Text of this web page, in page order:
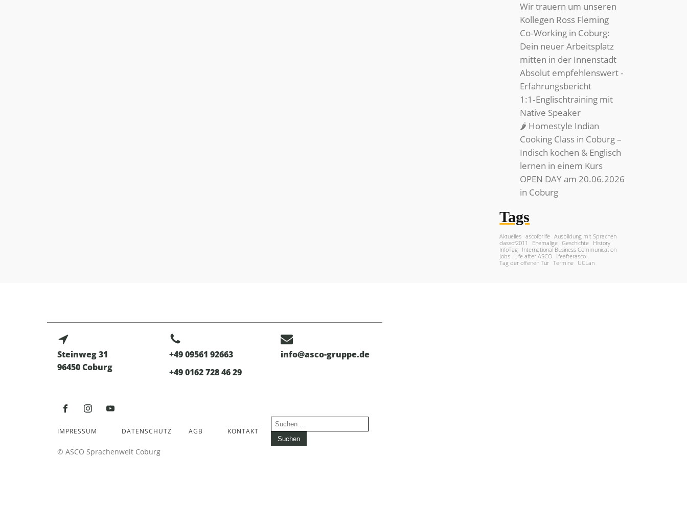
Wir trauern um unseren
Kollegen Ross Fleming
Co‑Working in Coburg:
Dein neuer Arbeitsplatz
mitten in der Innenstadt
Absolut empfehlenswert -
Erfahrungsbericht
1:1‑Englischtraining mit
Native Speaker
🌶️ Homestyle Indian
Cooking Class in Coburg –
Indisch kochen & Englisch
lernen in einem Kurs
OPEN DAY am 20.06.2026
in Coburg
Tags
Aktuelles ascoforlife Ausbildung mit Sprachen
classof2011
Ehemalige Geschichte
History
InfoTag
International Business Communication
Jobs
Life after ASCO
lifeafterasco
Tag der offenen Tür Termine UCLan
Steinweg 31
96450 Coburg
+49 09561 92663
+49 0162 728 46 29
info@asco-gruppe.de
IMPRESSUM DATENSCHUTZ AGB KONTAKT
Suchen
nach:
© ASCO Sprachenwelt Coburg